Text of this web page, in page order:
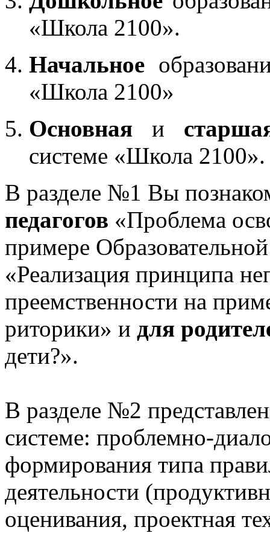
«Школа 2100».
Начальное
«Школа 2100»
Основная и
системе «Школа 2100».
В разделе №1 Вы
педагогов «Проблема
примере
«Реализация принципа
преемственности на
риторики» и для
дети?».
В разделе №2
системе: проблемно-
формирования типа
деятельности
оценивания, проектная